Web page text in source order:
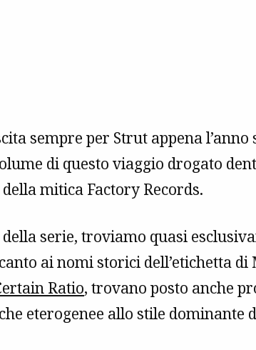
sempre per Strut appena
di questo viaggio drogato
mitica Factory Records.
serie, troviamo quasi
ai nomi storici dell’etichetta di
Ratio, trovano posto anche
eterogenee allo stile dominante